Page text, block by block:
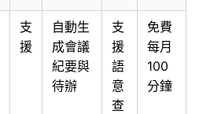
支
援
自動生
成會議
紀要與
待辦
支
援
語
意
查
免費
每月
100
分鐘